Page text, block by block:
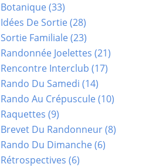
Botanique(33)
Idées De Sortie(28)
Sortie Familiale(23)
Randonnée Joelettes (21)
Rencontre Interclub (17)
Rando Du Samedi (14)
Rando Au Crépuscule(10)
Raquettes (9)
Brevet Du Randonneur(8)
Rando Du Dimanche(6)
Rétrospectives (6)